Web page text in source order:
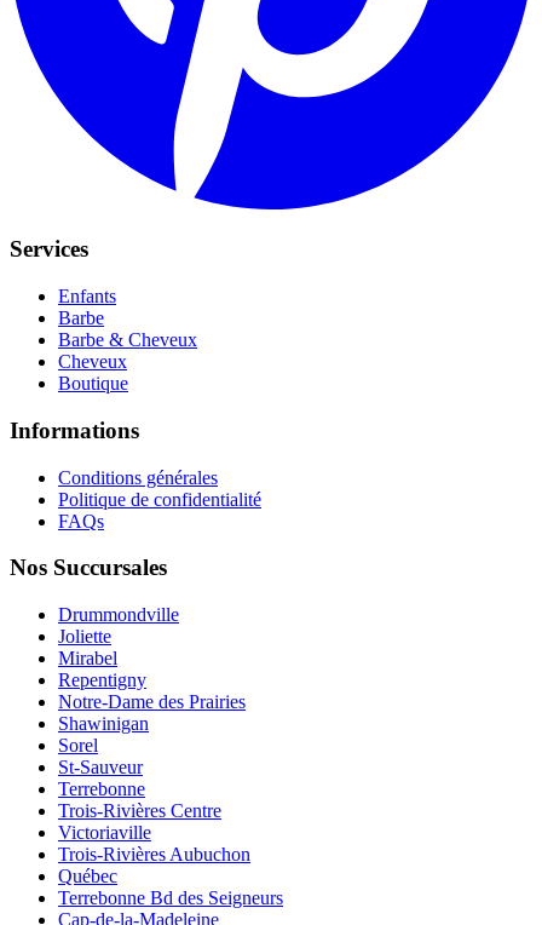
Services
Enfants
Barbe
Barbe & Cheveux
Cheveux
Boutique
Informations
Conditions générales
Politique de confidentialité
FAQs
Nos Succursales
Drummondville
Joliette
Mirabel
Repentigny
Notre-Dame des Prairies
Shawinigan
Sorel
St-Sauveur
Terrebonne
Trois-Rivières Centre
Victoriaville
Trois-Rivières Aubuchon
Québec
Terrebonne Bd des Seigneurs
Cap-de-la-Madeleine